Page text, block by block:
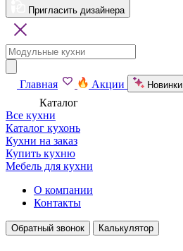
Пригласить дизайнера
Главная Акции Новинки
Каталог
Все кухни
Каталог кухонь
Кухни на заказ
Купить кухню
Мебель для кухни
О компании
Контакты
Обратный звонок Калькулятор